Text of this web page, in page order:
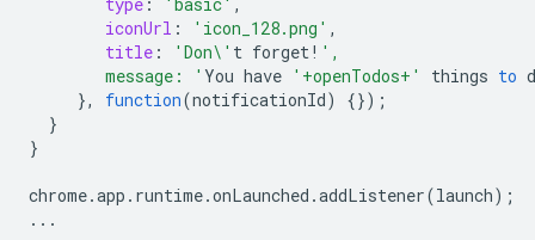
iconUrl : 'icon_128.png' ,
title : 'Don\' t forget ! ',
        message: '
You have '+openTodos+' things to
}, function(notificationId) {});
}
}
chrome.app . runtime.onLaunched .addListener(launch);
...